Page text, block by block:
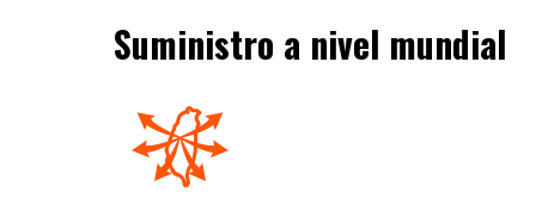
Suministro a nivel mundial